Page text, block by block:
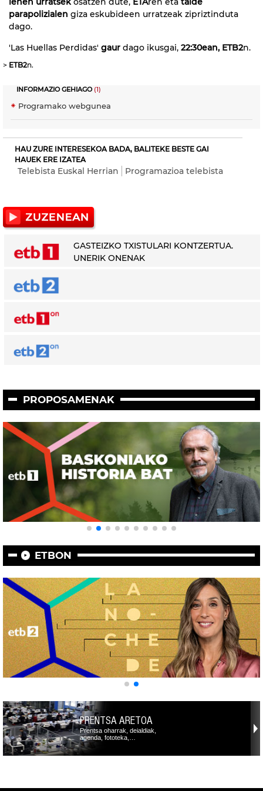
parapolizialen giza eskubideen urratzeak zipriztinduta
dago.
'Las Huellas Perdidas' gaur dago ikusgai, 22:30ean, ETB2n.
> ETB2n.
INFORMAZIO GEHIAGO(1)
Programako webgunea
HAU ZURE INTERESEKOA BADA, BALITEKE BESTE GAI
HAUEK ERE IZATEA
Telebista Euskal Herrian Programazioa telebista
GASTEIZKO TXISTULARI KONTZERTUA.
UNERIK ONENAK
PROPOSAMENAK
ETBON
PRENTSA ARETOA
Prentsa oharrak, deialdiak,
agenda, fototeka,…